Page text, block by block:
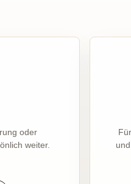
oder
weiter.